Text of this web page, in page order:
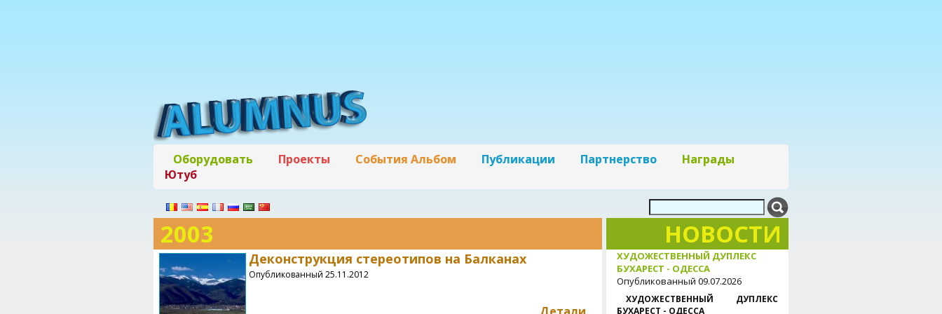
Оборудовать Проекты События Альбом Публикации Партнерство
Награды
Ютуб
2003
Деконструкция стереотипов на Балканах
Опубликованный 25.11.2012
НОВОСТИ
ХУДОЖЕСТВЕННЫЙ ДУПЛЕКС
БУХАРЕСТ - ОДЕССА
Опубликованный 09.07.2026
ХУДОЖЕСТВЕННЫЙ ДУПЛЕКС
БУХАРЕСТ - ОДЕССА